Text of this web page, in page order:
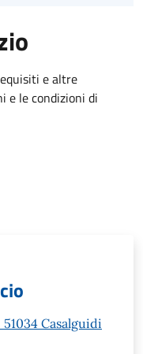
e altre
e le condizioni di
Casalguidi